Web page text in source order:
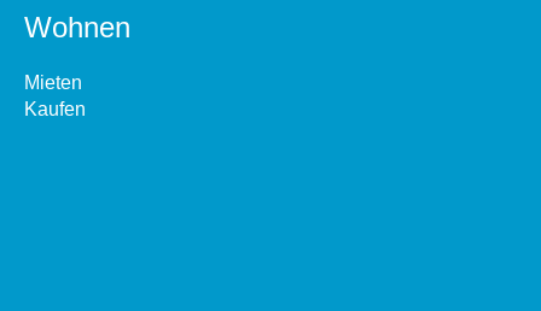
Wohnen
Mieten
Kaufen